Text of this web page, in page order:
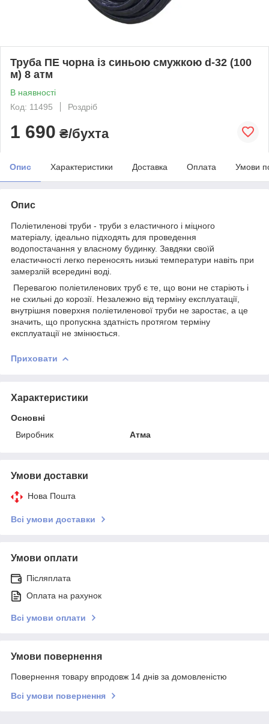
Труба ПЕ чорна із синьою смужкою d-32 (100
м) 8 атм
В наявності
Код: 11495
Роздріб
1 690 ₴/бухта
Опис Характеристики Доставка Оплата Умови
Опис
Поліетиленові труби - труби з еластичного і міцного
матеріалу, ідеально підходять для проведення
водопостачання у власному будинку. Завдяки своїй
еластичності легко переносять низькі температури навіть при
замерзлій всередині воді.
Перевагою поліетиленових труб є те, що вони не старіють і
не схильні до корозії. Незалежно від терміну експлуатації,
внутрішня поверхня поліетиленової труби не заростає, а це
значить, що пропускна здатність протягом терміну
експлуатації не змінюється.
Приховати
Характеристики
Основні
Виробник
Атма
Умови доставки
Нова Пошта
Всі умови доставки
Умови оплати
Післяплата
Оплата на рахунок
Всі умови оплати
Умови повернення
Повернення товару впродовж 14 днів за домовленістю
Всі умови повернення